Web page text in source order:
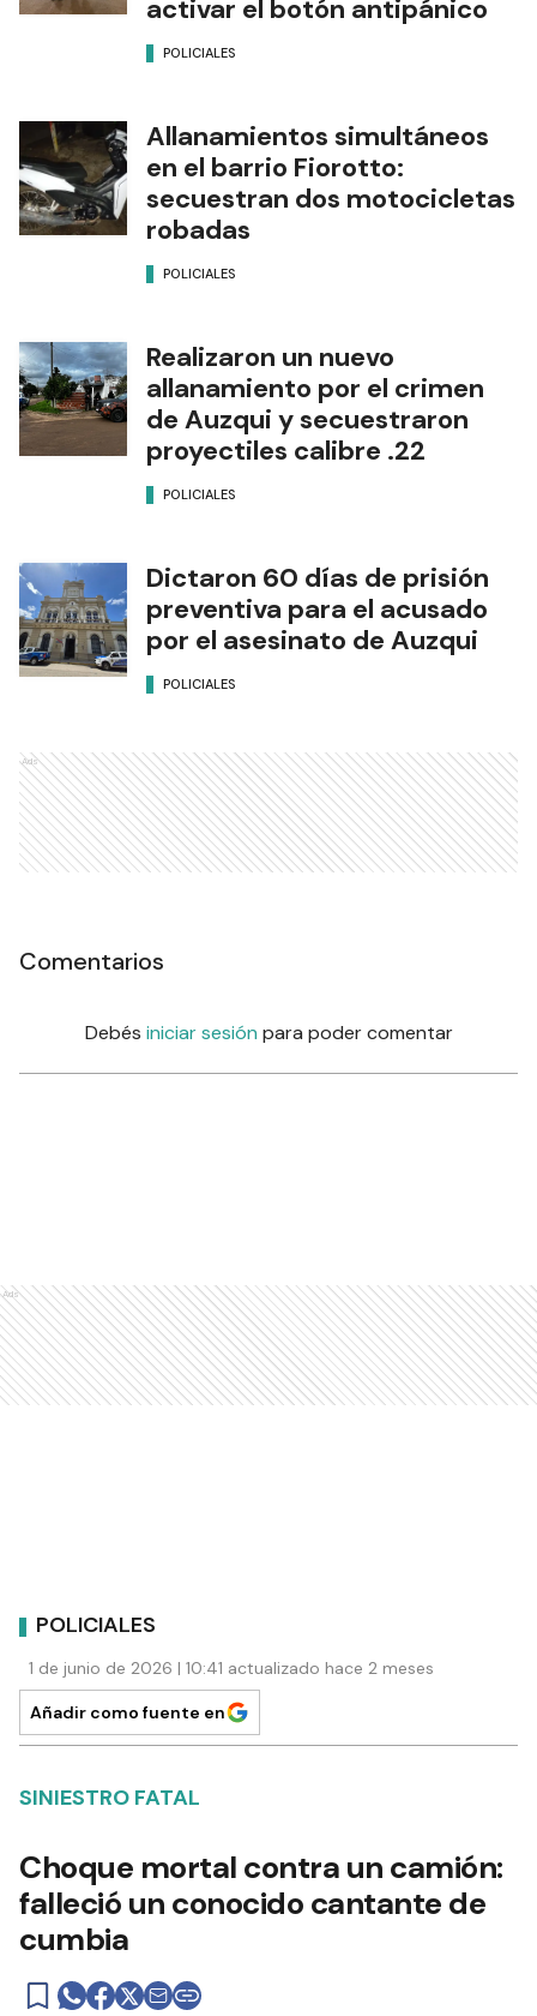
activar el botón antipánico
POLICIALES
Allanamientos simultáneos
en el barrio Fiorotto:
secuestran dos motocicletas
robadas
POLICIALES
Realizaron un nuevo
allanamiento por el crimen
de Auzqui y secuestraron
proyectiles calibre .22
POLICIALES
Dictaron 60 días de prisión
preventiva para el acusado
por el asesinato de Auzqui
POLICIALES
Ads
Comentarios
Debés iniciar sesión para poder comentar
Ads
POLICIALES
1 de junio de 2026 | 10:41 actualizado hace 2 meses
Añadir como fuente en
SINIESTRO FATAL
Choque mortal contra un camión:
falleció un conocido cantante de
cumbia